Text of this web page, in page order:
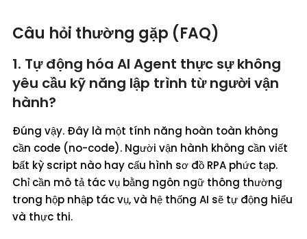
Câu hỏi thường gặp (FAQ)
1. Tự động hóa AI Agent thực sự không
yêu cầu kỹ năng lập trình từ người vận
hành?
Đúng vậy. Đây là một tính năng hoàn toàn không
cần code (no-code). Người vận hành không cần viết
bất kỳ script nào hay cấu hình sơ đồ RPA phức tạp.
Chỉ cần mô tả tác vụ bằng ngôn ngữ thông thường
trong hộp nhập tác vụ, và hệ thống AI sẽ tự động hiểu
và thực thi.